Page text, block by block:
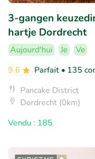
3-gangen
hartje Dordrecht
Aujourd'hui Je
Ve
9.6
Parfait • 135
Pancake District
Dordrecht (0km)
Vendu : 185